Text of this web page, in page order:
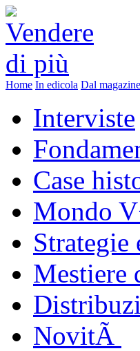
Home In edicola Dal magazine
Interviste
Case
Mondo
Strategie
Mestiere
NovitÃ